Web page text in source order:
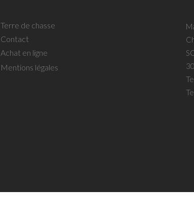
Terre de chasse
Contact
Achat en ligne
Mentions légales